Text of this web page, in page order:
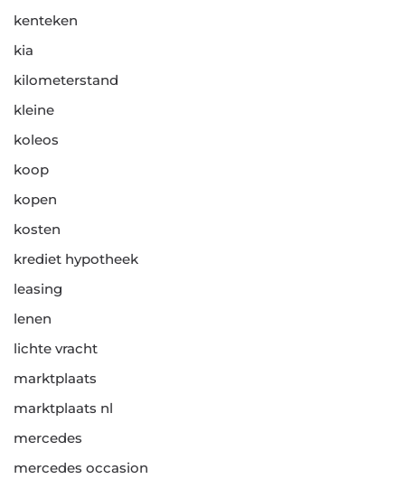
kenteken
kia
kilometerstand
kleine
koleos
koop
kopen
kosten
krediet hypotheek
leasing
lenen
lichte vracht
marktplaats
marktplaats nl
mercedes
mercedes occasion